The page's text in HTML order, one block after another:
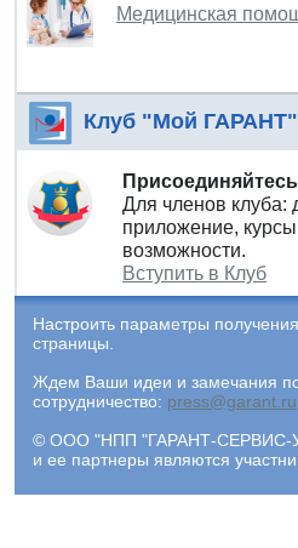
Медицинская
Клуб "Мой ГАРАНТ"
Для членов клуба:
приложение,
возможности.
Вступить в Клуб
Настроить параметры
страницы.
Ждем Ваши идеи и замечания
сотрудничество: press@garant.ru
© ООО "НПП "ГАРАНТ-СЕРВИС-
и ее партнеры являются